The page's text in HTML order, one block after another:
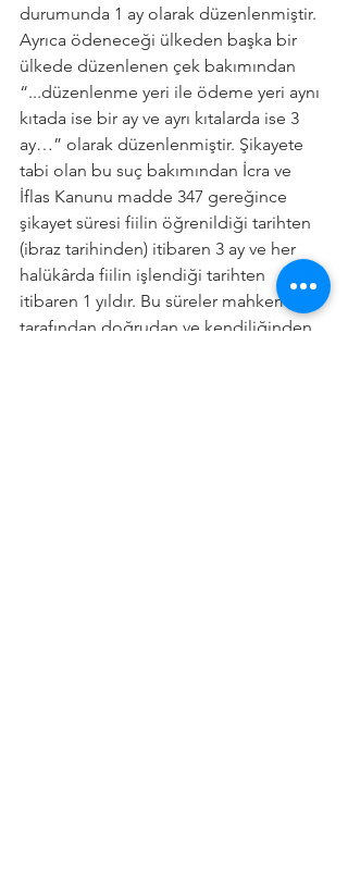
durumunda 1 ay olarak düzenlenmiştir.
Ayrıca ödeneceği ülkeden başka bir
ülkede düzenlenen çek bakımından
“...düzenlenme yeri ile ödeme yeri aynı
kıtada ise bir ay ve ayrı kıtalarda ise 3
ay…” olarak düzenlenmiştir. Şikayete
tabi olan bu suç bakımından İcra ve
İflas Kanunu madde 347 gereğince
şikayet süresi fiilin öğrenildiği tarihten
(ibraz tarihinden) itibaren 3 ay ve her
halükârda fiilin işlendiği tarihten
itibaren 1 yıldır. Bu süreler mahkeme
tarafından doğrudan ve kendiliğinden